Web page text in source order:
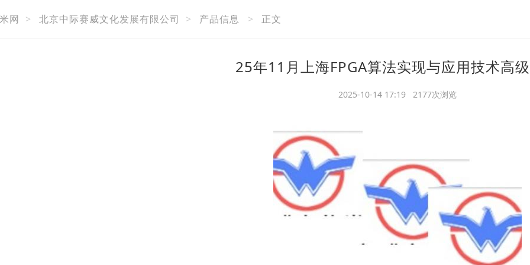
网 > 北京中际赛威文化发展有限公司 > 产品信息 > 正文
25年11月上海FPGA算法实现与应用技术高
2025-10-14 17:19 2177次浏览